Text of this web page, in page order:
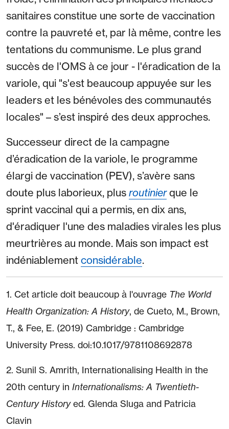
sanitaires constitue une sorte de vaccination
contre la pauvreté et, par là même, contre les
tentations du communisme. Le plus grand
succès de l'OMS à ce jour - l'éradication de la
variole, qui "s'est beaucoup appuyée sur les
leaders et les bénévoles des communautés
locales" – s’est inspiré des deux approches.
Successeur direct de la campagne
d’éradication de la variole, le programme
élargi de vaccination (PEV), s’avère sans
doute plus laborieux, plus routinier que le
sprint vaccinal qui a permis, en dix ans,
d'éradiquer l'une des maladies virales les plus
meurtrières au monde. Mais son impact est
indéniablement considérable.
1. Cet article doit beaucoup à l'ouvrage The World
Health Organization: A History, de Cueto, M., Brown,
T., & Fee, E. (2019) Cambridge : Cambridge
University Press. doi:10.1017/9781108692878
2. Sunil S. Amrith, Internationalising Health in the
20th century in Internationalisms: A Twentieth-
Century Historyed. Glenda Sluga and Patricia
Clavin